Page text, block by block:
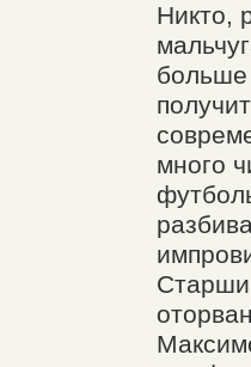
Никто,
больше
много